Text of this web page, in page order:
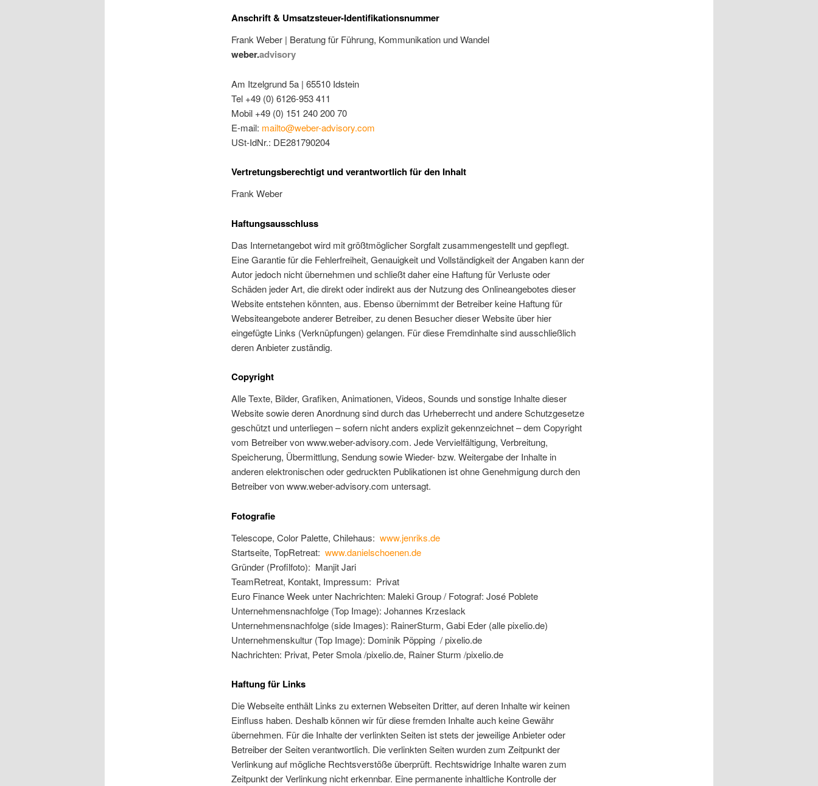
Anschrift & Umsatzsteuer-Identifikationsnummer
Frank Weber | Beratung für Führung, Kommunikation und Wandel
weber.advisory
Am Itzelgrund 5a | 65510 Idstein
Tel +49 (0) 6126-953 411
Mobil +49 (0) 151 240 200 70
E-mail: mailto@weber-advisory.com
USt-IdNr.: DE281790204
Vertretungsberechtigt und verantwortlich für den Inhalt
Frank Weber
Haftungsausschluss
Das Internetangebot wird mit größtmöglicher Sorgfalt zusammengestellt und gepflegt.
Eine Garantie für die Fehlerfreiheit, Genauigkeit und Vollständigkeit der Angaben kann der
Autor jedoch nicht übernehmen und schließt daher eine Haftung für Verluste oder
Schäden jeder Art, die direkt oder indirekt aus der Nutzung des Onlineangebotes dieser
Website entstehen könnten, aus. Ebenso übernimmt der Betreiber keine Haftung für
Websiteangebote anderer Betreiber, zu denen Besucher dieser Website über hier
eingefügte Links (Verknüpfungen) gelangen. Für diese Fremdinhalte sind ausschließlich
deren Anbieter zuständig.
Copyright
Alle Texte, Bilder, Grafiken, Animationen, Videos, Sounds und sonstige Inhalte dieser
Website sowie deren Anordnung sind durch das Urheberrecht und andere Schutzgesetze
geschützt und unterliegen – sofern nicht anders explizit gekennzeichnet – dem Copyright
vom Betreiber von www.weber-advisory.com. Jede Vervielfältigung, Verbreitung,
Speicherung, Übermittlung, Sendung sowie Wieder- bzw. Weitergabe der Inhalte in
anderen elektronischen oder gedruckten Publikationen ist ohne Genehmigung durch den
Betreiber von www.weber-advisory.com untersagt.
Fotografie
Telescope, Color Palette, Chilehaus: www.jenriks.de
Startseite, TopRetreat: www.danielschoenen.de
Gründer (Profilfoto): Manjit Jari
TeamRetreat, Kontakt, Impressum: Privat
Euro Finance Week unter Nachrichten: Maleki Group / Fotograf: José Poblete
Unternehmensnachfolge (Top Image): Johannes Krzeslack
Unternehmensnachfolge (side Images): RainerSturm, Gabi Eder (alle pixelio.de)
Unternehmenskultur (Top Image): Dominik Pöpping / pixelio.de
Nachrichten: Privat, Peter Smola /pixelio.de, Rainer Sturm /pixelio.de
Haftung für Links
Die Webseite enthält Links zu externen Webseiten Dritter, auf deren Inhalte wir keinen
Einfluss haben. Deshalb können wir für diese fremden Inhalte auch keine Gewähr
übernehmen. Für die Inhalte der verlinkten Seiten ist stets der jeweilige Anbieter oder
Betreiber der Seiten verantwortlich. Die verlinkten Seiten wurden zum Zeitpunkt der
Verlinkung auf mögliche Rechtsverstöße überprüft. Rechtswidrige Inhalte waren zum
Zeitpunkt der Verlinkung nicht erkennbar. Eine permanente inhaltliche Kontrolle der